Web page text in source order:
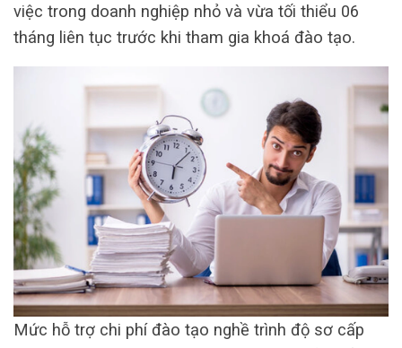
việc trong doanh nghiệp nhỏ và vừa tối thiểu 06
tháng liên tục trước khi tham gia khoá đào tạo.
Mức hỗ trợ chi phí đào tạo nghề trình độ sơ cấp